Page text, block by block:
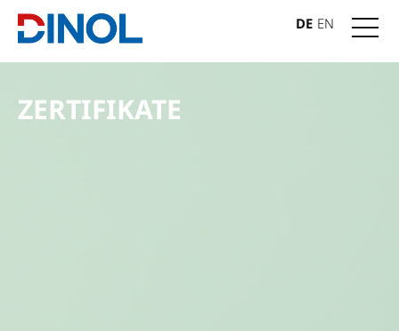
DE EN
ZERTIFIKATE